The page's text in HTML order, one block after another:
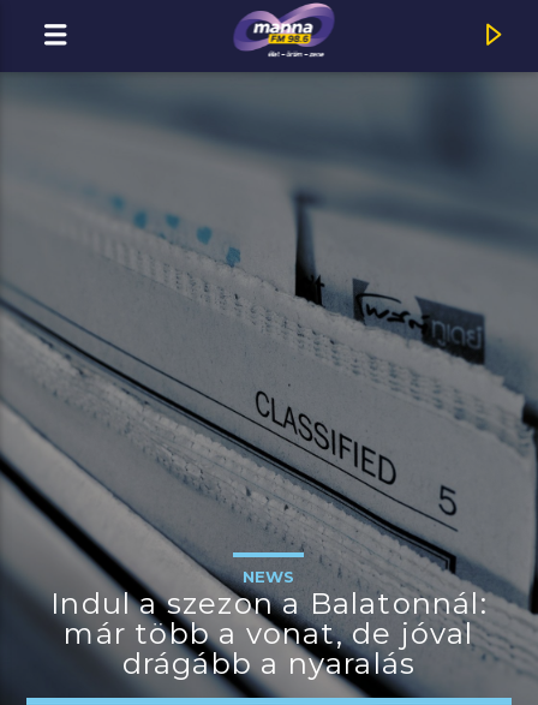
MOST ADÁSBAN
MannaFM
JELENLEGI MŰSOR
MANNA SELECTION
NEWS
Indul a szezon a Balatonnál:
már több a vonat, de jóval
drágább a nyaralás